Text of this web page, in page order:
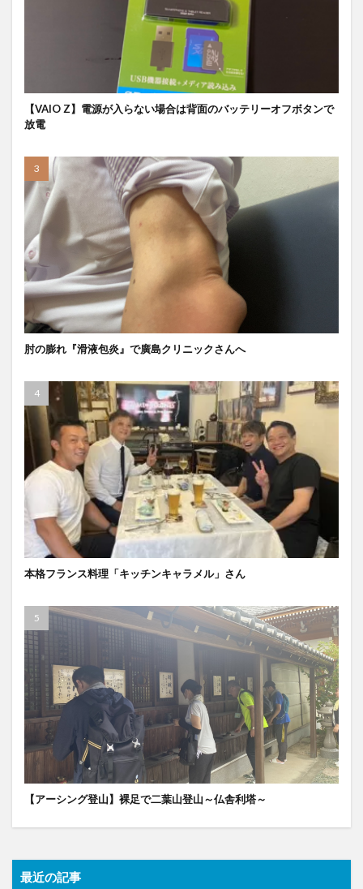
【VAIO Z】電源が入らない場合は背面のバッテリーオフボタンで
放電
肘の膨れ『滑液包炎』で廣島クリニックさんへ
本格フランス料理「キッチンキャラメル」さん
【アーシング登山】裸足で二葉山登山～仏舎利塔～
最近の記事